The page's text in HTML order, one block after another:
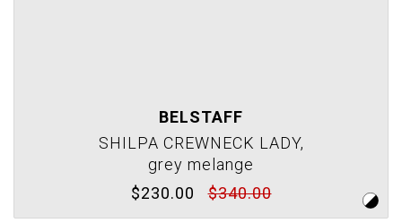
BELSTAFF
SHILPA CREWNECK LADY,
grey melange
$230.00
$340.00